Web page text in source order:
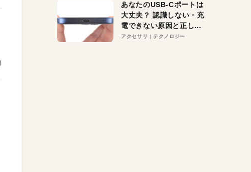
あなたのUSB-Cポートは
大丈夫？ 認識しない・充
電できない原因と正しい
対策
アクセサリ テクノロジー